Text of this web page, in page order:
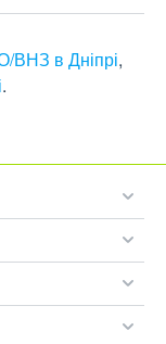
ВНЗ в Дніпрі,
.